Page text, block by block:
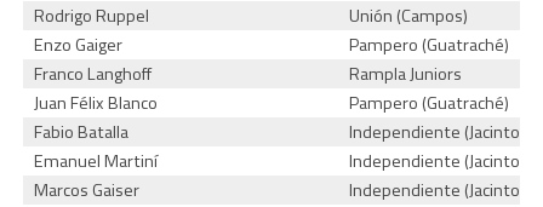
Rodrigo Ruppel
Unión (Campos)
Enzo Gaiger
Pampero (Guatraché)
Franco Langhoff
Rampla Juniors
Juan Félix Blanco
Pampero (Guatraché)
Fabio Batalla
Independiente (Jacinto
Emanuel Martiní
Independiente (Jacinto
Marcos Gaiser
Independiente (Jacinto